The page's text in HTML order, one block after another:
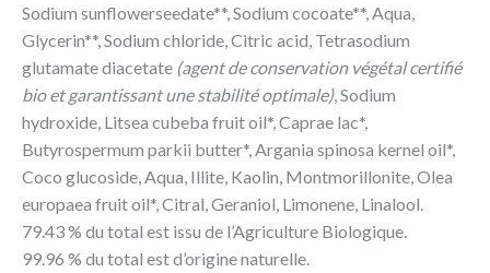
Sodium sunflowerseedate**, Sodium cocoate**, Aqua,
Glycerin**, Sodium chloride, Citric acid, Tetrasodium
glutamate diacetate (agent de conservation végétal certifié
bio et garantissant une stabilité optimale), Sodium
hydroxide, Litsea cubeba fruit oil*, Caprae lac*,
Butyrospermum parkii butter*, Argania spinosa kernel oil*,
Coco glucoside, Aqua, Illite, Kaolin, Montmorillonite, Olea
europaea fruit oil*, Citral, Geraniol, Limonene, Linalool.
79.43 % du total est issu de l’Agriculture Biologique.
99.96 % du total est d’origine naturelle.